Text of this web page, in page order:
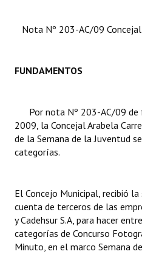
DOCUMENTOS
Proyectos Presentados
Dictámenes Asesoría Letrada
Informes de Unidad
Ejecución Presupuestaria
Actas de Audiencias Públicas
Nota Nº 203-AC/09 Concejal
FUNDAMENTOS
Por nota Nº 203-AC/09
2009, la Concejal Arabela
de la Semana de la Juventud
categorías.
El Concejo Municipal, recibió
cuenta de terceros de las
y Cadehsur S.A, para hacer
categorías de Concurso
Minuto, en el marco Semana